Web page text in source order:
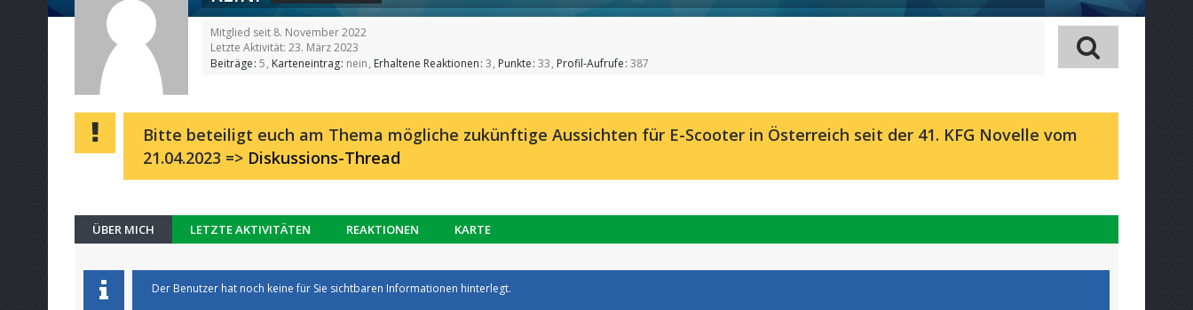
Mitglied seit 8. November 2022
Letzte Aktivität: 23. März 2023
Beiträge 5 Karteneintrag nein Erhaltene Reaktionen 3 Punkte 33 Profil-Aufrufe 387
Bitte beteiligt euch am Thema mögliche zukünftige Aussichten für E-Scooter in Österreich seit der 41. KFG Novelle vom
21.04.2023 => Diskussions-Thread
ÜBER MICH LETZTE AKTIVITÄTEN REAKTIONEN KARTE
Der Benutzer hat noch keine für Sie sichtbaren Informationen hinterlegt.